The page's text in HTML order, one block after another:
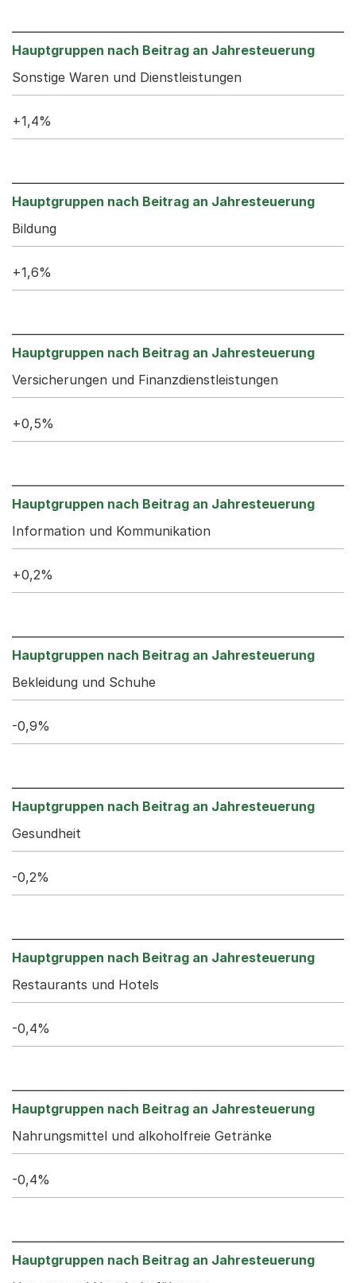
Sonstige Waren und Dienstleistungen
+1,4%
Bildung
+1,6%
Versicherungen und Finanzdienstleistungen
+0,5%
Information und Kommunikation
+0,2%
Bekleidung und Schuhe
-0,9%
Gesundheit
-0,2%
Restaurants und Hotels
-0,4%
Nahrungsmittel und alkoholfreie Getränke
-0,4%